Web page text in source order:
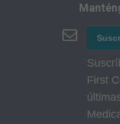
First
administra
responsabilidad
archivo/producto
respaldado o
AMA no se hace
consecuencias o
o relacionadas con